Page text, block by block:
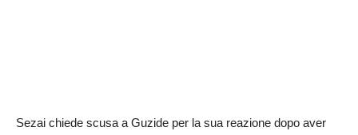
Sezai chiede scusa a Guzide per la sua reazione dopo aver